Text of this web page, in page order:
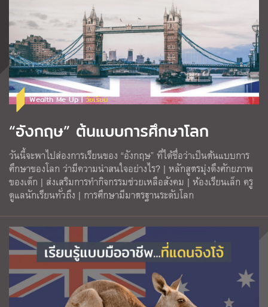
Wealth Me Up |วัยเรียน
“อังกฤษ” ต้นแบบการศึกษาโลก
วันนี้จะพาไปส่องการเรียนของ “อังกฤษ” ที่ได้ชื่อว่าเป็นต้นแบบการ
ศึกษาของโลก ว่ามีความน่าสนใจอย่างไร? | หลักสูตรมุ่งดึงศักยภาพ
ของเด็ก | ส่งเสริมการทำกิจกรรมช่วยเหลือสังคม | ห้องเรียนเล็ก ครู
ดูแลนักเรียนทั่วถึง | การศึกษามีมาตรฐานระดับโลก